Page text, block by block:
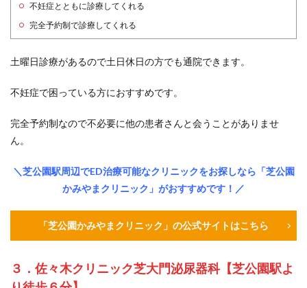
不妊症とともに診療してくれる
完全予約制で診療してくれる
土曜日診療があるので土日休日の方でも通院できます。
不妊症で困っている方におすすめです。
完全予約制なので不必要に他の患者さんと会うことがありませ
ん。
＼芝公園駅周辺でED治療可能なクリニックをお探しなら「芝公園
かみやまクリニック」がおすすめです！／
「芝公園かみやまクリニック」の公式サイトはこちら
３．佐々木クリニック芝大門泌尿器科【芝公園駅よ